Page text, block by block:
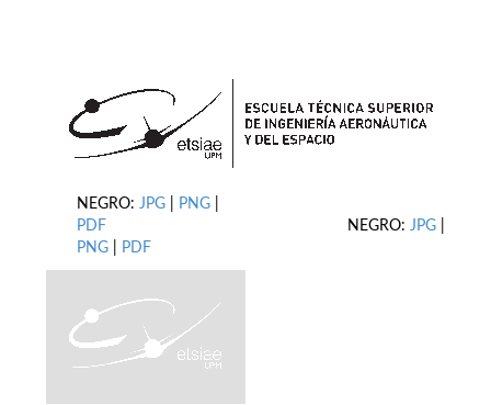
NEGRO: JPG PNG
PDF NEGRO: JPG
PNG
PDF